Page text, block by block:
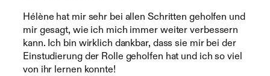
Hélène hat mir sehr bei allen Schritten geholfen und
mir gesagt, wie ich mich immer weiter verbessern
kann. Ich bin wirklich dankbar, dass sie mir bei der
Einstudierung der Rolle geholfen hat und ich so viel
von ihr lernen konnte!